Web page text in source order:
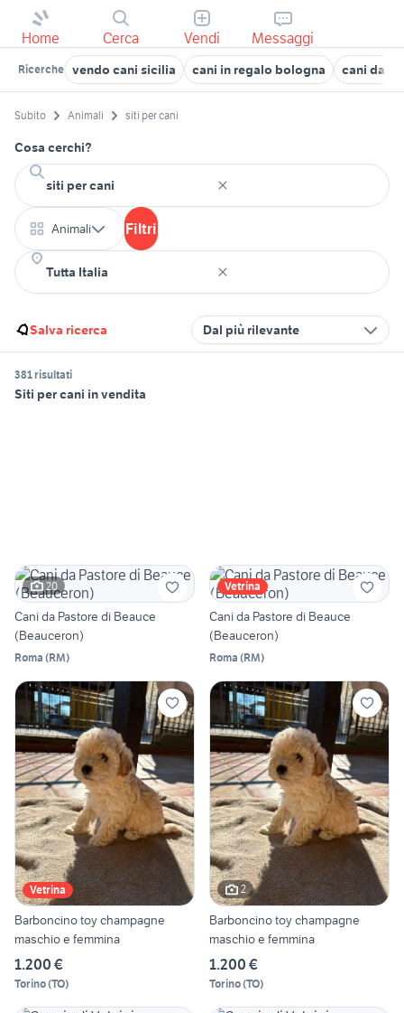
Home Cerca Vendi Messaggi
Ricerche vendo cani sicilia cani in regalo bologna cani da
Subito Animali siti per cani
Cosa cerchi?
Animali Filtri
Salva ricerca Dal più rilevante
381 risultati
Siti per cani in vendita
20
Cani da Pastore di Beauce
(Beauceron)
Roma (RM)
Vetrina
Cani da Pastore di Beauce
(Beauceron)
Roma (RM)
Vetrina
Barboncino toy champagne
maschio e femmina
1.200 €
Torino(TO)
2
Barboncino toy champagne
maschio e femmina
1.200 €
Torino(TO)